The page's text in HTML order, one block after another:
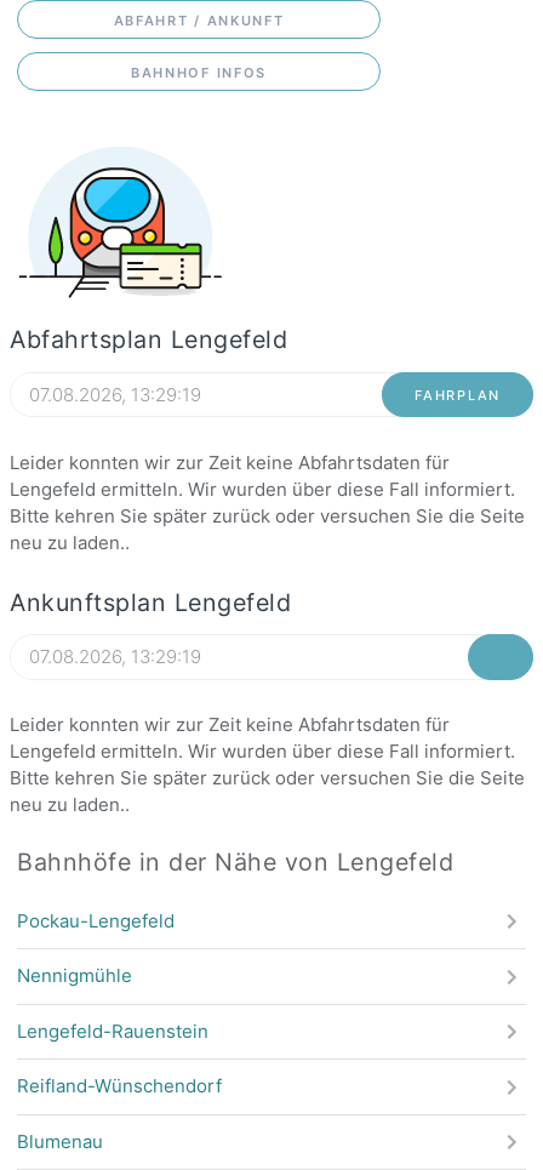
ABFAHRT / ANKUNFT
BAHNHOF INFOS
Abfahrtsplan Lengefeld
FAHRPLAN
Leider konnten wir zur Zeit keine Abfahrtsdaten für
Lengefeld ermitteln. Wir wurden über diese Fall informiert.
Bitte kehren Sie später zurück oder versuchen Sie die Seite
neu zu laden..
Ankunftsplan Lengefeld
Leider konnten wir zur Zeit keine Abfahrtsdaten für
Lengefeld ermitteln. Wir wurden über diese Fall informiert.
Bitte kehren Sie später zurück oder versuchen Sie die Seite
neu zu laden..
Bahnhöfe in der Nähe von Lengefeld
Pockau-Lengefeld
Nennigmühle
Lengefeld-Rauenstein
Reifland-Wünschendorf
Blumenau